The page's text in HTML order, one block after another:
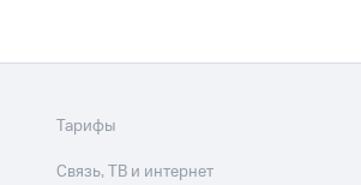
Тарифы
Связь, ТВ и интернет